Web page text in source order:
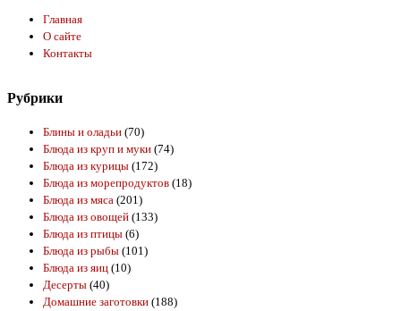
Главная
О сайте
Контакты
Рубрики
Блины и оладьи (70)
Блюда из круп и муки (74)
Блюда из курицы (172)
Блюда из морепродуктов (18)
Блюда из мяса (201)
Блюда из овощей (133)
Блюда из птицы (6)
Блюда из рыбы (101)
Блюда из яиц (10)
Десерты (40)
Домашние заготовки (188)